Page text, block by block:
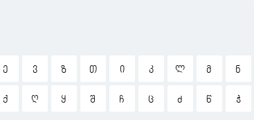
Ე Ვ Ზ Თ Ი Კ Ლ Მ Ნ
Ქ Ღ Ყ Შ Ჩ Ც Ძ Წ Ჭ